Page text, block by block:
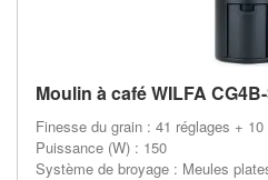
Moulin à café WILFA
Finesse du grain : 41 réglages +
Puissance (W) : 150
Système de broyage : Meules